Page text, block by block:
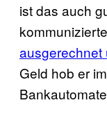
ist das auch
ausgerechnet
Geld hob er